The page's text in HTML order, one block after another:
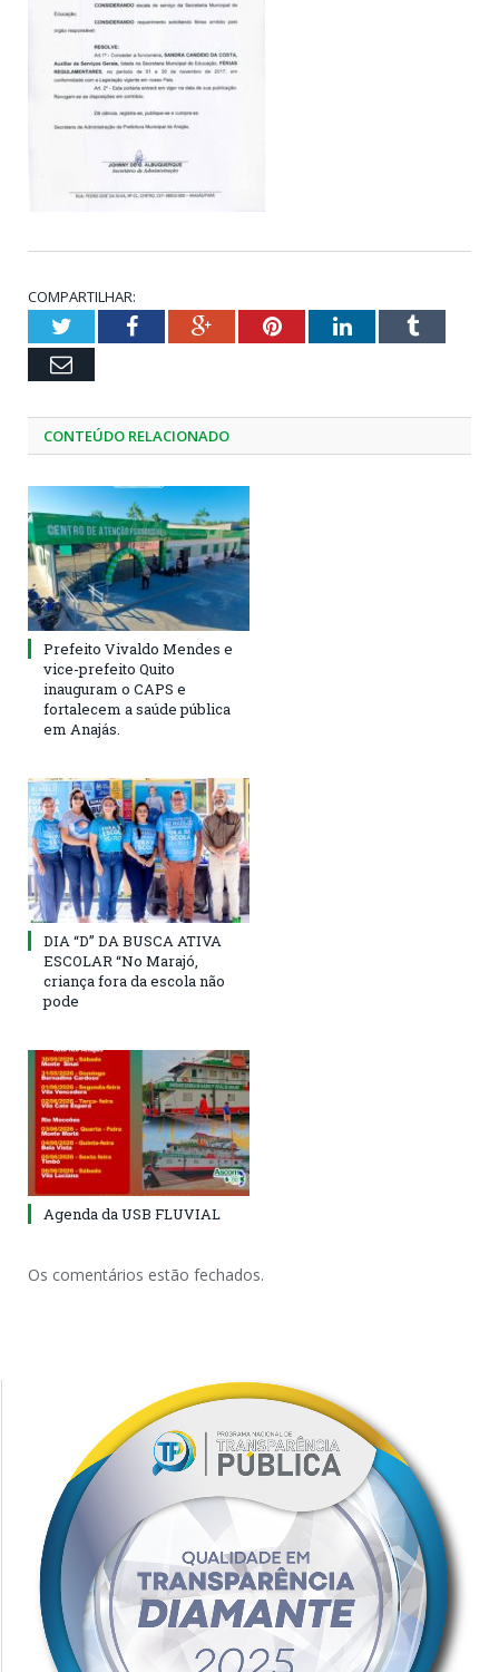
COMPARTILHAR:
TwitterFacebookGoogle+PinterestLinkedInTumblr
Email
CONTEÚDO RELACIONADO
Prefeito Vivaldo Mendes e
vice-prefeito Quito
inauguram o CAPS e
fortalecem a saúde pública
em Anajás.
DIA “D” DA BUSCA ATIVA
ESCOLAR “No Marajó,
criança fora da escola não
pode
Agenda da USB FLUVIAL
Os comentários estão fechados.